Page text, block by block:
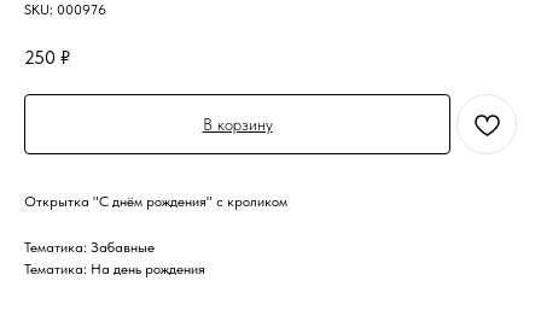
SKU: 000976
250 ₽
В корзину
Открытка "С днём рождения" с кроликом
Тематика: Забавные
Тематика: На день рождения